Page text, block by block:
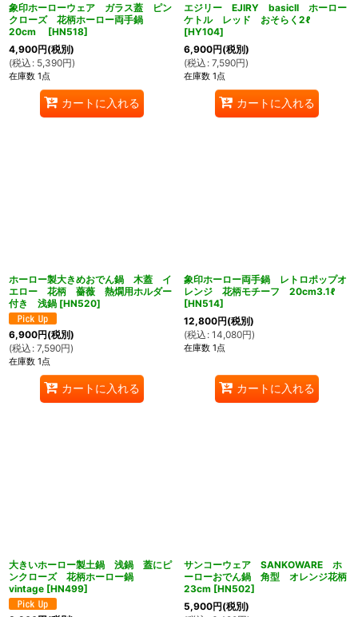
象印ホーローウェア ガラス蓋 ピン
クローズ 花柄ホーロー両手鍋
20cm
[HN518]
4,900円(税別)
(税込 : 5,390円)
在庫数 1点
カートに入れる
エジリー EJIRY basicII ホーロー
ケトル レッド おそらく2ℓ
[HY104]
6,900円(税別)
(税込 : 7,590円)
在庫数 1点
カートに入れる
ホーロー製大きめおでん鍋 木蓋 イ
エロー 花柄 薔薇 熱燗用ホルダー
付き 浅鍋 [HN520]
6,900円(税別)
(税込 : 7,590円)
在庫数 1点
カートに入れる
象印ホーロー両手鍋 レトロポップオ
レンジ 花柄モチーフ 20cm3.1ℓ
[HN514]
12,800円(税別)
(税込 : 14,080円)
在庫数 1点
カートに入れる
大きいホーロー製土鍋 浅鍋 蓋にピ
ンクローズ 花柄ホーロー鍋
vintage [HN499]
サンコーウェア SANKOWARE ホ
ーローおでん鍋 角型 オレンジ花柄
23cm [HN502]
5,900円(税別)